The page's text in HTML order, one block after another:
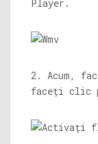
Player.
2. Acum,
faceți clic